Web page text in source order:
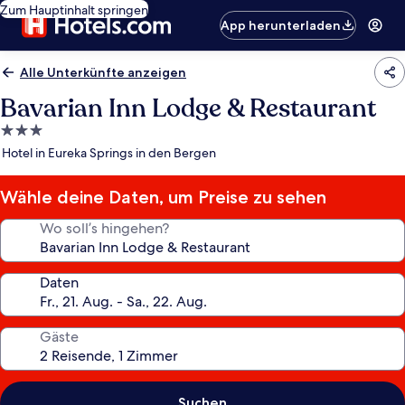
Zum Hauptinhalt springen
App herunterladen
Alle Unterkünfte anzeigen
Bavarian Inn Lodge & Restaurant
3.0-
Sterne-
Hotel in Eureka Springs in den Bergen
Wähle deine Daten, um Preise zu sehen
Wo soll’s hingehen?
Daten
Gäste